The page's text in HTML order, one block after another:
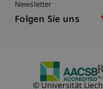
Newsletter
Folgen Sie uns
© Universität